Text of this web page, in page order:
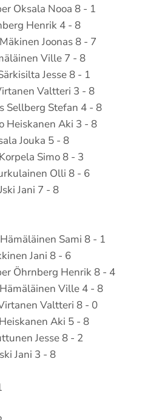
Oksala Nooa 8 - 1
Henrik 4 - 8
Joonas 8 - 7
Ville 7 - 8
Jesse 8 - 1
Valtteri 3 - 8
Sellberg Stefan 4 - 8
Heiskanen Aki 3 - 8
Jouka 5 - 8
Simo 8 - 3
Olli 8 - 6
Jani 7 - 8
Sami 8 - 1
Jani 8 - 6
Öhrnberg Henrik 8 - 4
Ville 4 - 8
Valtteri 8 - 0
Aki 5 - 8
Jesse 8 - 2
Jani 3 - 8